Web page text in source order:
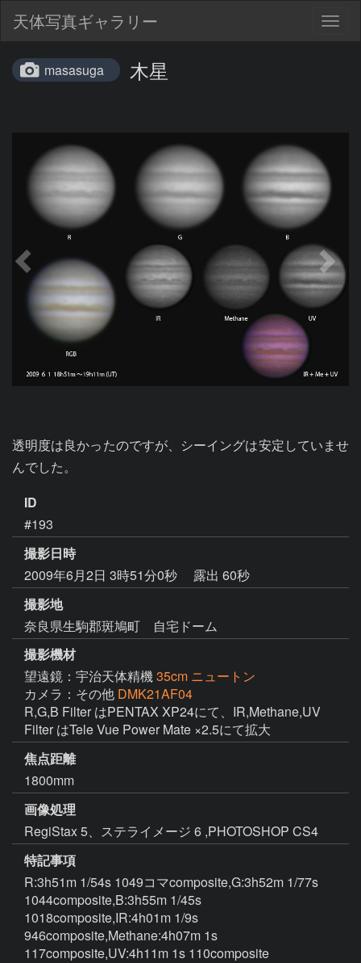
天体写真ギャラリー
masasuga 木星
透明度は良かったのですが、シーイングは安定していませ
んでした。
ID
#193
撮影日時
2009年6月2日 3時51分0秒
露出 60秒
撮影地
奈良県生駒郡斑鳩町 自宅ドーム
撮影機材
望遠鏡：宇治天体精機35cm ニュートン
カメラ：その他 DMK21AF04
R,G,B Filter はPENTAX XP24にて、IR,Methane,UV
Filter はTele Vue Power Mate ×2.5にて拡大
焦点距離
1800mm
画像処理
RegiStax 5、ステライメージ 6 ,PHOTOSHOP CS4
特記事項
R:3h51m 1/54s 1049コマcomposite,G:3h52m 1/77s
1044composite,B:3h55m 1/45s
1018composite,IR:4h01m 1/9s
946composite,Methane:4h07m 1s
117composite,UV:4h11m 1s 110composite